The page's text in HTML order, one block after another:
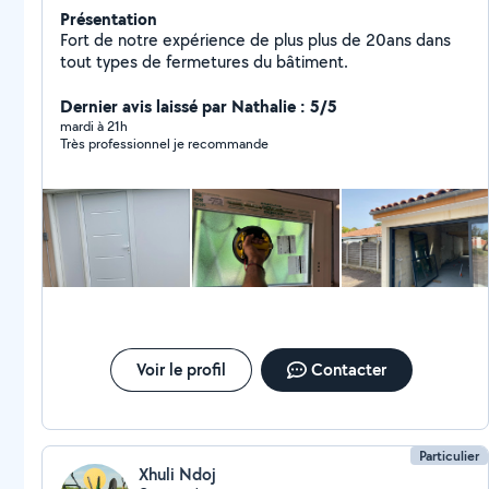
Présentation
Fort de notre expérience de plus plus de 20ans dans
tout types de fermetures du bâtiment.
Dernier avis laissé par Nathalie : 5/5
mardi à 21h
Très professionnel je recommande
Voir le profil Contacter
Particulier
Xhuli Ndoj